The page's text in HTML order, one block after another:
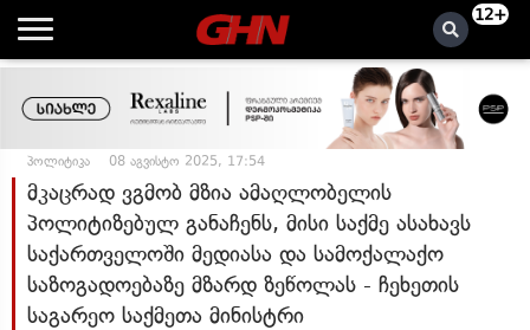
12+
პოლიტიკა 08 აგვისტო 2025, 17:54
მკაცრად ვგმობ მზია ამაღლობელის
პოლიტიზებულ განაჩენს, მისი საქმე ასახავს
საქართველოში მედიასა და სამოქალაქო
საზოგადოებაზე მზარდ ზეწოლას - ჩეხეთის
საგარეო საქმეთა მინისტრი